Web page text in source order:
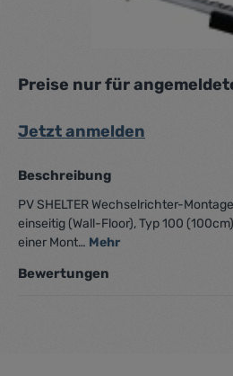
Preise nur für
Jetzt anmelden
Beschreibung
PV SHELTER Wechselrichter-
einseitig (Wall-Floor), Typ 100
einer Mont… Mehr
Bewertungen